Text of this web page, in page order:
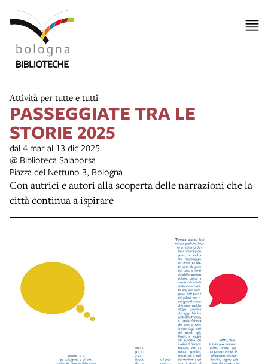
Attività per tutte e tutti
PASSEGGIATE TRA LE
STORIE 2025
dal 4 mar al 13 dic 2025
@ Biblioteca Salaborsa
Piazza del Nettuno 3, Bologna
Con autrici e autori alla scoperta delle narrazioni che la
città continua a ispirare